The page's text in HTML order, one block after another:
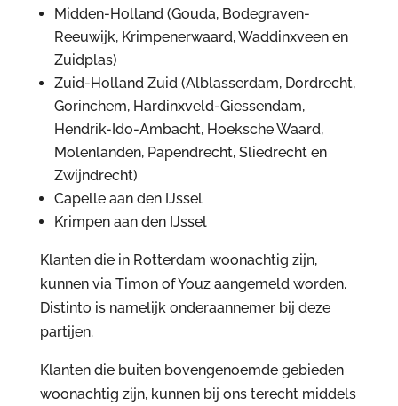
Midden-Holland (Gouda, Bodegraven-
Reeuwijk, Krimpenerwaard, Waddinxveen en
Zuidplas)
Zuid-Holland Zuid (Alblasserdam, Dordrecht,
Gorinchem, Hardinxveld-Giessendam,
Hendrik-Ido-Ambacht, Hoeksche Waard,
Molenlanden, Papendrecht, Sliedrecht en
Zwijndrecht)
Capelle aan den IJssel
Krimpen aan den IJssel
Klanten die in Rotterdam woonachtig zijn,
kunnen via Timon of Youz aangemeld worden.
Distinto is namelijk onderaannemer bij deze
partijen.
Klanten die buiten bovengenoemde gebieden
woonachtig zijn, kunnen bij ons terecht middels